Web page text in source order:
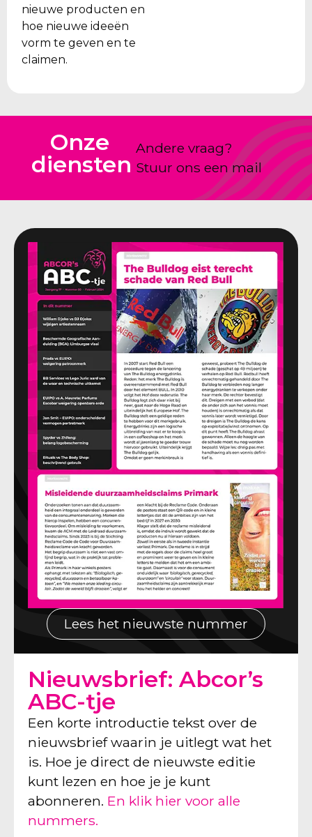
nieuwe producten en
hoe nieuwe ideeën
vorm te geven en te
claimen.
Onze
diensten
Andere vraag?
Stuur ons een mail
Lees het nieuwste nummer
Nieuwsbrief: Abcor’s
ABC-tje
Een korte introductie tekst over de
nieuwsbrief waarin je uitlegt wat het
is. Hoe je direct de nieuwste editie
kunt lezen en hoe je je kunt
abonneren. En klik hier voor alle
nummers.